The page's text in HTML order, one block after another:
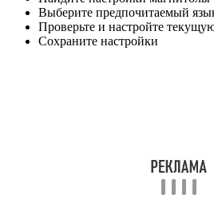
Выберите предпочитаемый
Проверьте и настройте
Сохраните настройки